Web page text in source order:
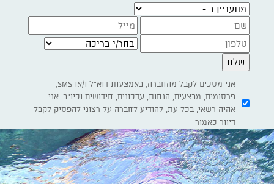
מתעניין ב -
בחר/י בריכה
פרסומים, מבצעים, הנחות, עדכונים, חידושים וכיו"ב. אני
אהיה רשאי, בכל עת, להודיע לחברה על רצוני להפסיק לקבל
דיוור כאמור